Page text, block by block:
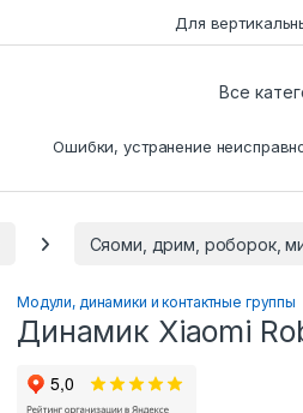
Для
Ошибки, устранение
Сяоми, дрим, роборок,
Модули, динамики и контактные группы
Динамик Xiaomi